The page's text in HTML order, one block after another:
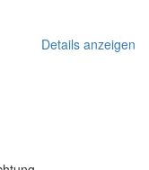
Details anzeigen